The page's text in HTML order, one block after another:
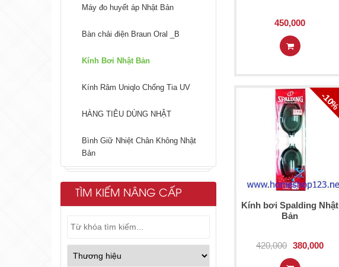
Máy đo huyết áp Nhật Bản
Bàn chải điện Braun Oral _B
Kính Bơi Nhật Bản
Kính Râm Uniqlo Chống Tia UV
HÀNG TIÊU DÙNG NHẬT
Bình Giữ Nhiệt Chân Không Nhật
Bản
TÌM KIẾM NÂNG CẤP
450,000
-10%
Kính bơi Spalding Nhật
Bản
420,000 380,000